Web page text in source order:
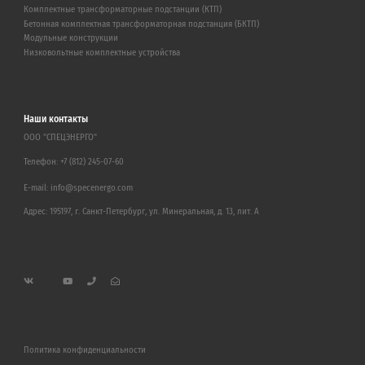
Комплектные трансформаторные подстанции (КТП)
Бетонная комплектная трансформаторная подстанция (БКТП)
Модульные конструкции
Низковольтные комплектные устройства
Наши контакты
ООО "СПЕЦЭНЕРГО"
Телефон: +7 (812) 245-07-60
E-mail: info@specenergo.com
Адрес: 195197, г. Санкт-Петербург, ул. Минеральная, д. 13, лит. А
Политика конфиденциальности